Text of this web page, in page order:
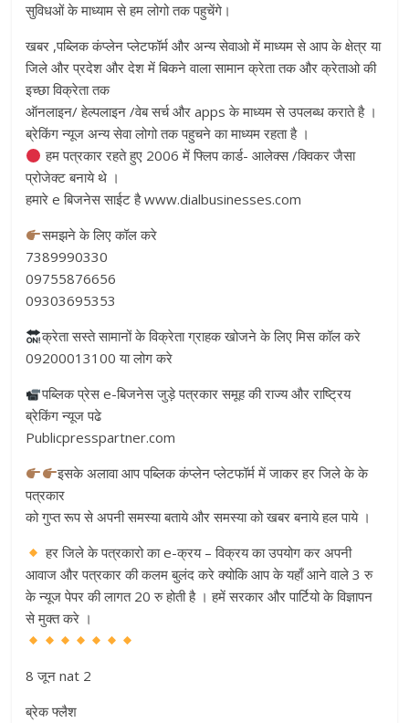
सुविधओं के माध्याम से हम लोगो तक पहुचेंगे।
खबर ,पब्लिक कंप्लेन प्लेटफॉर्म और अन्य सेवाओ में माध्यम से आप के क्षेत्र या
जिले और प्रदेश और देश में बिकने वाला सामान क्रेता तक और क्रेताओ की
इच्छा विक्रेता तक
ऑनलाइन/ हेल्पलाइन /वेब सर्च और apps के माध्यम से उपलब्ध कराते है ।
ब्रेकिंग न्यूज अन्य सेवा लोगो तक पहुचने का माध्यम रहता है ।
हम पत्रकार रहते हुए 2006 में फ्लिप कार्ड- आलेक्स /क्विकर जैसा
प्रोजेक्ट बनाये थे ।
हमारे e बिजनेस साईट है www.dialbusinesses.com
समझने के लिए कॉल करे
7389990330
09755876656
09303695353
क्रेता सस्ते सामानों के विक्रेता ग्राहक खोजने के लिए मिस कॉल करे
09200013100 या लोग करे
पब्लिक प्रेस e-बिजनेस जुड़े पत्रकार समूह की राज्य और राष्ट्रिय
ब्रेकिंग न्यूज पढे
Publicpresspartner.com
इसके अलावा आप पब्लिक कंप्लेन प्लेटफॉर्म में जाकर हर जिले के के
पत्रकार
को गुप्त रूप से अपनी समस्या बताये और समस्या को खबर बनाये हल पाये ।
हर जिले के पत्रकारो का e-क्रय – विक्रय का उपयोग कर अपनी
आवाज और पत्रकार की कलम बुलंद करे क्योकि आप के यहाँ आने वाले 3 रु
के न्यूज पेपर की लागत 20 रु होती है । हमें सरकार और पार्टियो के विज्ञापन
से मुक्त करे ।
8 जून nat 2
ब्रेक फ्लैश